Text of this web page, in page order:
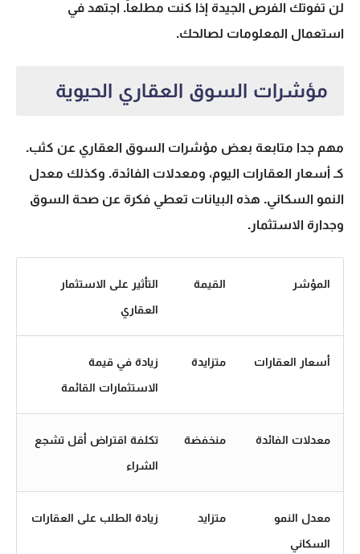
لن تفوتك الفرص الجيدة إذا كنت مطلعاً. اجتهد في
استعمال المعلومات لصالحك.
مؤشرات السوق العقاري الحيوية
مهم جدا متابعة بعض مؤشرات السوق العقاري عن كثب.
كـ أسعار العقارات اليوم، ومعدلات الفائدة. وكذلك معدل
النمو السكاني. هذه البيانات تعطي فكرة عن صحة السوق
وجدارة الاستثمار.
المؤشر القيمة
التأثير على الاستثمار
العقاري
أسعار العقارات متزايدة
زيادة في قيمة
الاستثمارات القائمة
معدلات الفائدة منخفضة
تكلفة اقتراض أقل تشجع
الشراء
معدل النمو
السكاني
متزايد زيادة الطلب على العقارات